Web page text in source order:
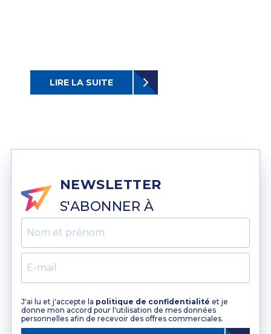
LIRE LA SUITE
NEWSLETTER
S'ABONNER À
J'ai lu et j'accepte la politique de confidentialité et je
donne mon accord pour l'utilisation de mes données
personnelles afin de recevoir des offres commerciales.